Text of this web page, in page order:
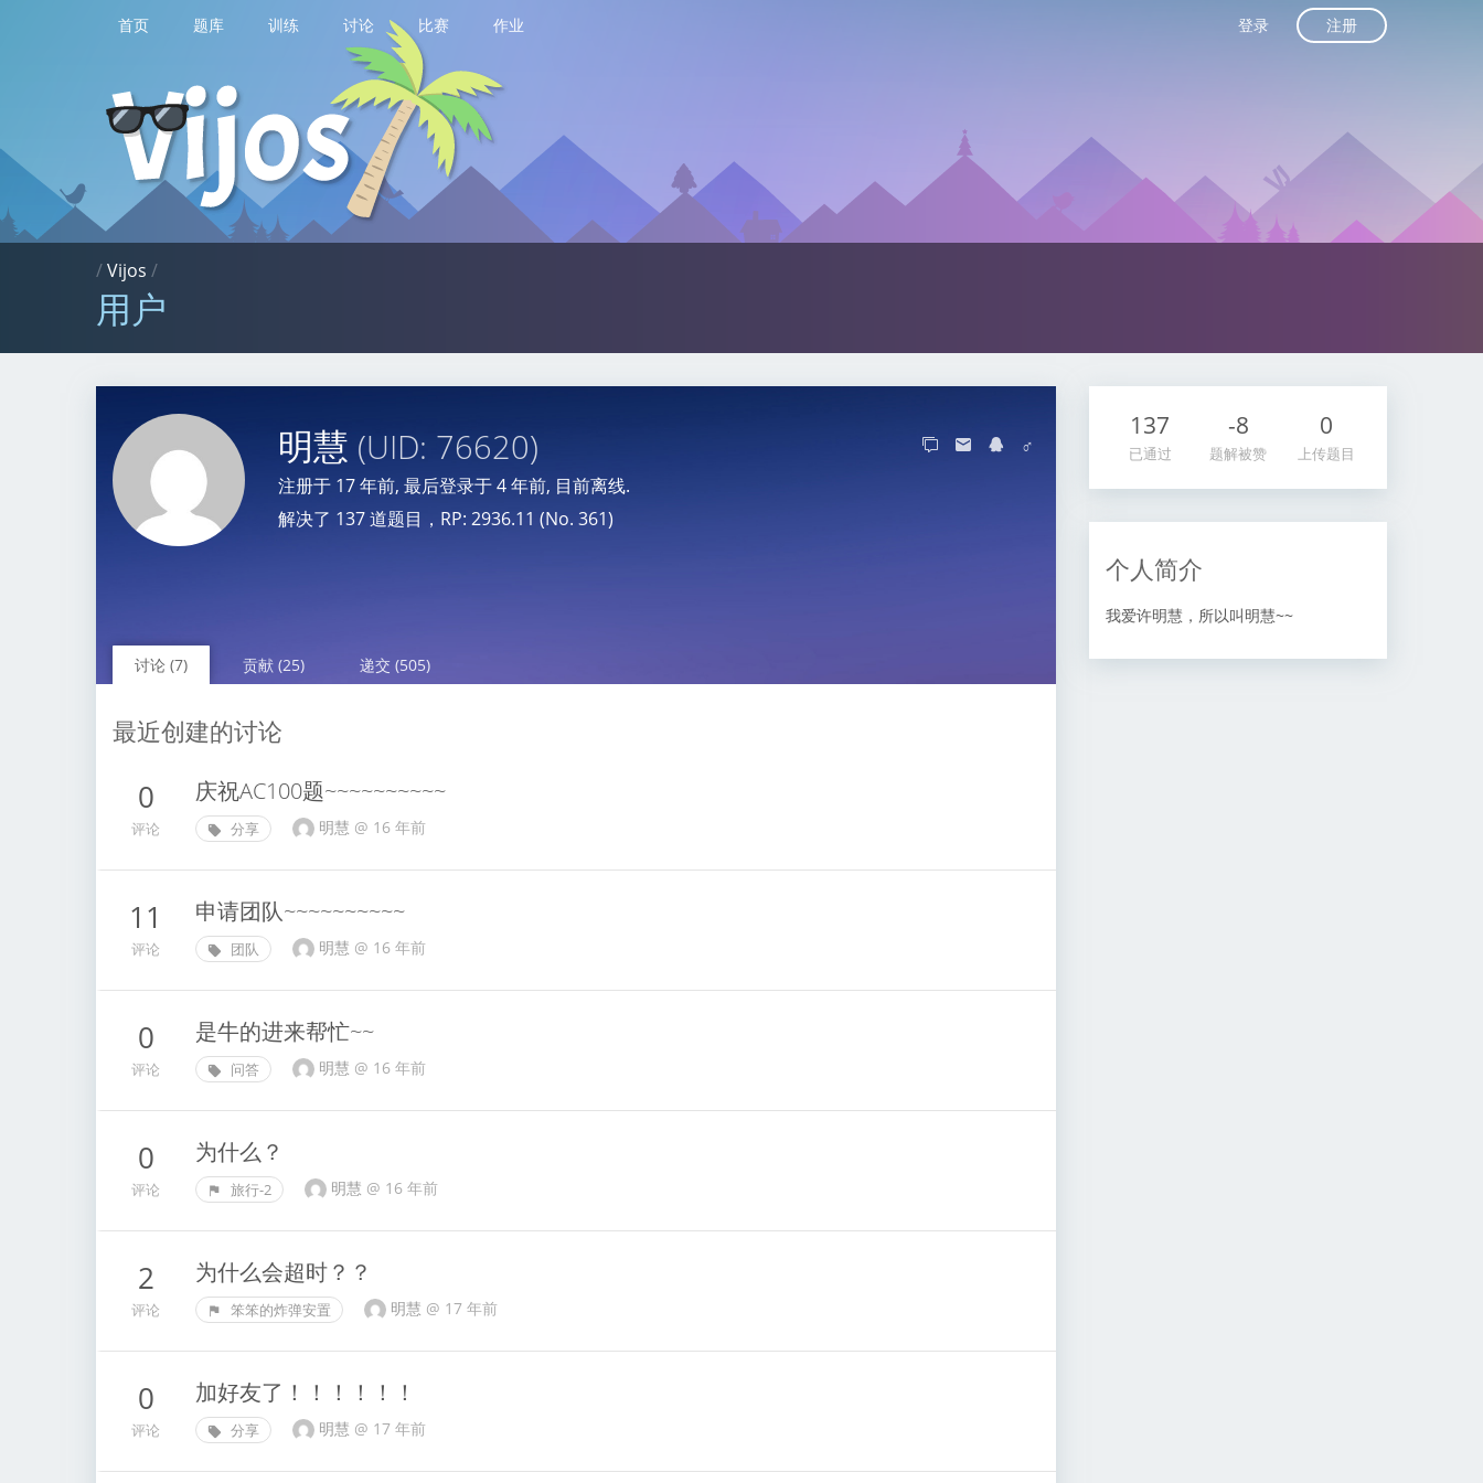
首页 题库 训练 讨论 比赛 作业 登录 注册
/Vijos /
用户
明慧 (UID: 76620)
注册于 17 年前, 最后登录于4 年前, 目前离线.
解决了 137 道题目，RP: 2936.11 (No. 361)
♂
讨论 (7) 贡献 (25) 递交 (505)
最近创建的讨论
0
评论
庆祝AC100题~~~~~~~~~~
分享 明慧 @ 16 年前
11
评论
申请团队~~~~~~~~~~
团队 明慧 @ 16 年前
0
评论
是牛的进来帮忙~~
问答 明慧 @ 16 年前
0
评论
为什么？
旅行-2 明慧 @ 16 年前
2
评论
为什么会超时？？
笨笨的炸弹安置 明慧 @ 17 年前
0
评论
加好友了！！！！！！
分享 明慧 @ 17 年前
137
已通过
-8
题解被赞
0
上传题目
个人简介
我爱许明慧，所以叫明慧~~